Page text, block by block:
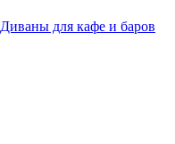
Диваны для кафе и баров